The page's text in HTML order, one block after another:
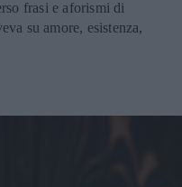
frasi e aforismi di
su amore, esistenza,